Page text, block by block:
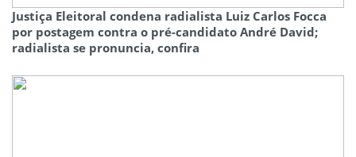
Justiça Eleitoral condena radialista Luiz Carlos Focca
por postagem contra o pré-candidato André David;
radialista se pronuncia, confira